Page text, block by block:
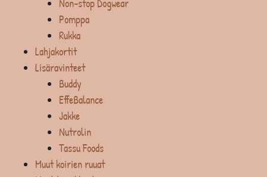
Non-stop Dogwear
Pomppa
Rukka
Lahjakortit
Lisäravinteet
Buddy
EffeBalance
Jakke
Nutrolin
Tassu Foods
Muut koirien ruuat